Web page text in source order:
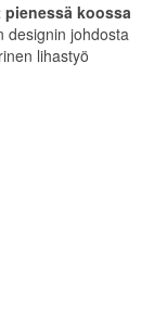
koossa
designin johdosta
lihastyö